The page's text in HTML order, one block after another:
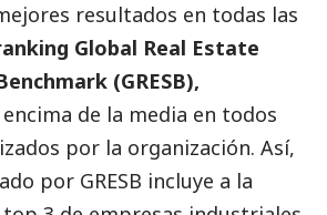
resultados en todas las
Global Real Estate
(GRESB),
de la media en todos
por la organización. Así,
por GRESB incluye a la